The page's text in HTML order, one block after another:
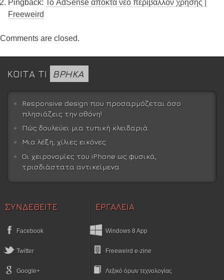
Pingback: Το AdSense αποκτά νέο περιβάλλον χρήσης |
Freeweird
Comments are closed.
ΚΟΙΤΑ ΤΙ ΒΡΗΚΑ
Responsive design που προσαρμόζεται όσο
πλησιάζεις την οθόνη!
Πώς δουλεύει μια τυπική κλειδαριά
Μια λέξη, χίλιες εικόνες
Οι χειρονομίες του iPhone ως φυσικά,
τρισδιάστατα αντικείμενα
ΣΥΝΔΕΘΕΙΤΕ
Facebook
Twitter
Google+
ΕΡΓΑΛΕΙΑ
Windows 8 App
Freeweird e-zine
Λεξικό όρων τεχνολογίας